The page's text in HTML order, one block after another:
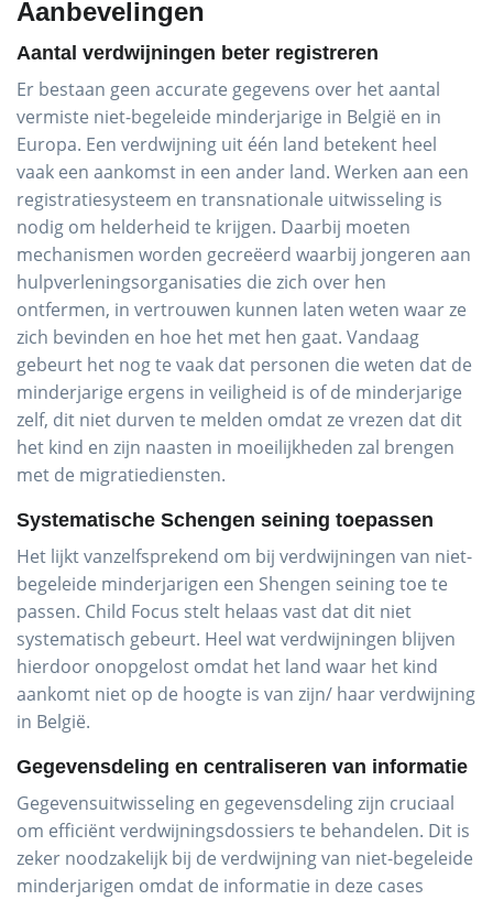
Aanbevelingen
Aantal verdwijningen beter registreren
Er bestaan geen accurate gegevens over het aantal
vermiste niet-begeleide minderjarige in België en in
Europa. Een verdwijning uit één land betekent heel
vaak een aankomst in een ander land. Werken aan een
registratiesysteem en transnationale uitwisseling is
nodig om helderheid te krijgen. Daarbij moeten
mechanismen worden gecreëerd waarbij jongeren aan
hulpverleningsorganisaties die zich over hen
ontfermen, in vertrouwen kunnen laten weten waar ze
zich bevinden en hoe het met hen gaat. Vandaag
gebeurt het nog te vaak dat personen die weten dat de
minderjarige ergens in veiligheid is of de minderjarige
zelf, dit niet durven te melden omdat ze vrezen dat dit
het kind en zijn naasten in moeilijkheden zal brengen
met de migratiediensten.
Systematische Schengen seining toepassen
Het lijkt vanzelfsprekend om bij verdwijningen van niet-
begeleide minderjarigen een Shengen seining toe te
passen. Child Focus stelt helaas vast dat dit niet
systematisch gebeurt. Heel wat verdwijningen blijven
hierdoor onopgelost omdat het land waar het kind
aankomt niet op de hoogte is van zijn/ haar verdwijning
in België.
Gegevensdeling en centraliseren van informatie
Gegevensuitwisseling en gegevensdeling zijn cruciaal
om efficiënt verdwijningsdossiers te behandelen. Dit is
zeker noodzakelijk bij de verdwijning van niet-begeleide
minderjarigen omdat de informatie in deze cases